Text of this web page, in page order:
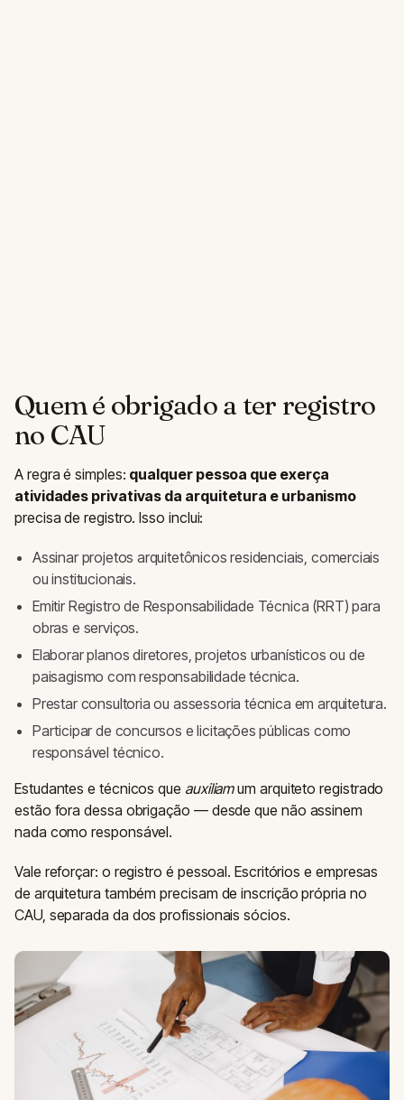
Quem é obrigado a ter registro
no CAU
A regra é simples: qualquer pessoa que exerça
atividades privativas da arquitetura e urbanismo
precisa de registro. Isso inclui:
Assinar projetos arquitetônicos residenciais, comerciais
ou institucionais.
Emitir Registro de Responsabilidade Técnica (RRT) para
obras e serviços.
Elaborar planos diretores, projetos urbanísticos ou de
paisagismo com responsabilidade técnica.
Prestar consultoria ou assessoria técnica em arquitetura.
Participar de concursos e licitações públicas como
responsável técnico.
Estudantes e técnicos que auxiliamum arquiteto registrado
estão fora dessa obrigação — desde que não assinem
nada como responsável.
Vale reforçar: o registro é pessoal. Escritórios e empresas
de arquitetura também precisam de inscrição própria no
CAU, separada da dos profissionais sócios.